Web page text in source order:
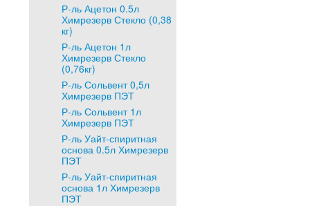
Р-ль Ацетон 0.5л
Химрезерв Стекло (0,38
кг)
Р-ль Ацетон 1л
Химрезерв Стекло
(0,76кг)
Р-ль Сольвент 0,5л
Химрезерв ПЭТ
Р-ль Сольвент 1л
Химрезерв ПЭТ
Р-ль Уайт-спиритная
основа 0.5л Химрезерв
ПЭТ
Р-ль Уайт-спиритная
основа 1л Химрезерв
ПЭТ